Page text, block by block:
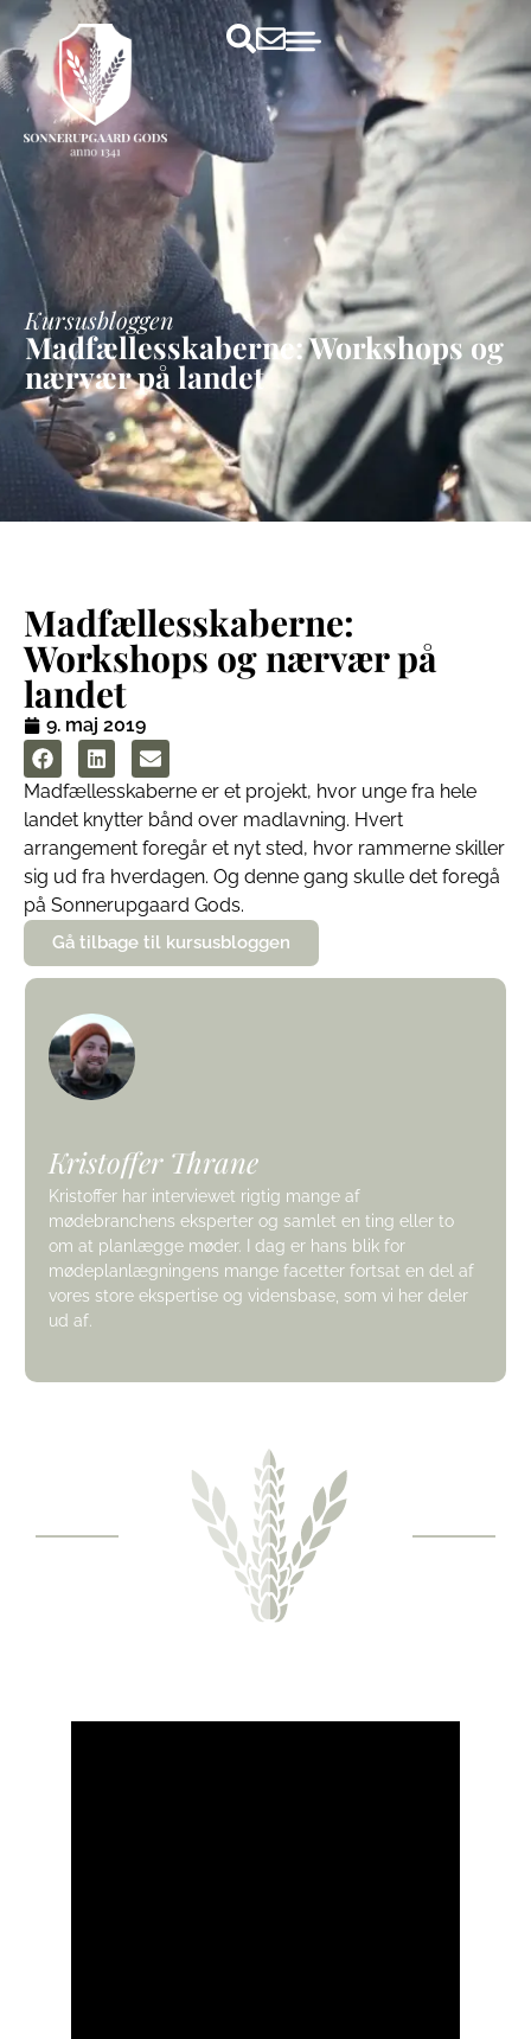
Kursusbloggen
Madfællesskaberne: Workshops og
nærvær på landet
Madfællesskaberne:
Workshops og nærvær på
landet
9. maj 2019
Madfællesskaberne er et projekt, hvor unge fra hele
landet knytter bånd over madlavning. Hvert
arrangement foregår et nyt sted, hvor rammerne skiller
sig ud fra hverdagen. Og denne gang skulle det foregå
på Sonnerupgaard Gods.
Gå tilbage til kursusbloggen
Kristoffer Thrane
Kristoffer har interviewet rigtig mange af
mødebranchens eksperter og samlet en ting eller to
om at planlægge møder. I dag er hans blik for
mødeplanlægningens mange facetter fortsat en del af
vores store ekspertise og vidensbase, som vi her deler
ud af.